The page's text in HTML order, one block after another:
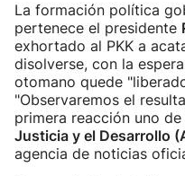
La formación política
pertenece el presidente
exhortado al PKK a
disolverse, con la
otomano quede
"Observaremos el
primera reacción uno
Justicia y el Desarrollo
agencia de noticias